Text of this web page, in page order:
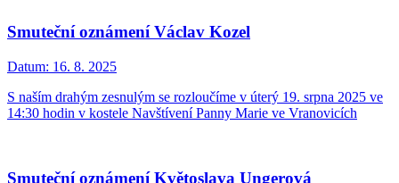
Smuteční oznámení Václav Kozel
Datum: 16. 8. 2025
S naším drahým zesnulým se rozloučíme v úterý 19. srpna 2025 ve
14:30 hodin v kostele Navštívení Panny Marie ve Vranovicích
Smuteční oznámení Květoslava Ungerová